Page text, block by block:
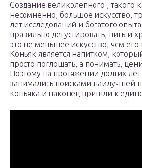
Создание великолепного , такого
несомненно, большое искусство,
лет исследований и богатого
правильно дегустировать, пить и
это не меньшее искусство, чем его
Коньяк является напитком,
просто поглощать, а понимать,
Поэтому на протяжении долгих
занимались поисками наилучшей
коньяка и наконец пришли к